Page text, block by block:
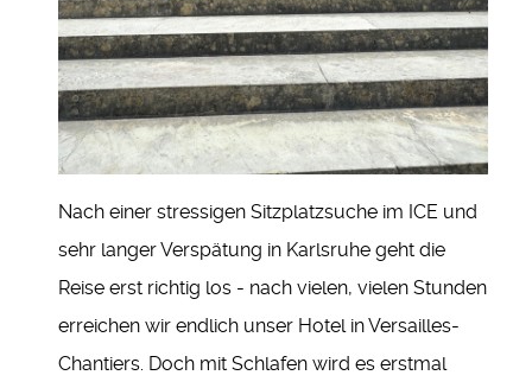
Nach einer stressigen Sitzplatzsuche im ICE und
sehr langer Verspätung in Karlsruhe geht die
Reise erst richtig los - nach vielen, vielen Stunden
erreichen wir endlich unser Hotel in Versailles-
Chantiers. Doch mit Schlafen wird es erstmal